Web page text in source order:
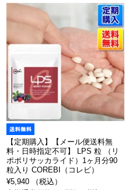
【定期購入】【メール便送料無
料・日時指定不可】 LPS 粒 （リ
ポポリサッカライド）1ヶ月分90
粒入り COREBI（コレビ）
¥5,940 （税込）